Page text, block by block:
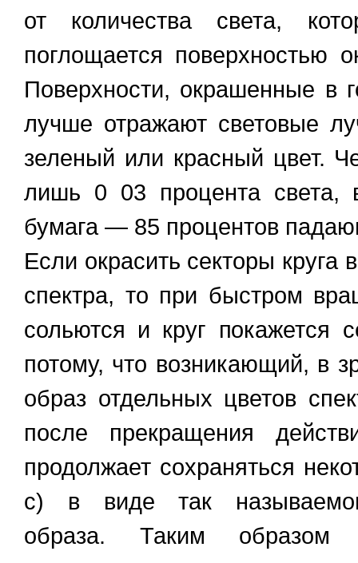
от количества света,
поглощается поверхностью
Поверхности, окрашенные в
лучше отражают световые
зеленый или красный цвет.
лишь 0 03 процента света,
бумага — 85 процентов
Если окрасить секторы круга
спектра, то при быстром
сольются и круг покажется
потому, что возникающий, в
образ отдельных цветов
после прекращения
продолжает сохраняться
с) в виде так
образа. Таким образом